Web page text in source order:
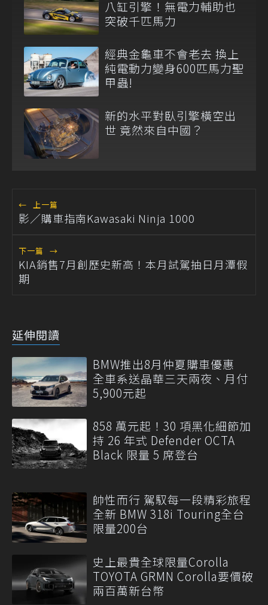
八缸引擎！無電力輔助也
突破千匹馬力
經典金龜車不會老去 換上
純電動力變身600匹馬力聖
甲蟲!
新的水平對臥引擎橫空出
世 竟然來自中國？
← 上一篇
影／購車指南Kawasaki Ninja 1000
下一篇 →
KIA銷售7月創歷史新高！本月試駕抽日月潭假
期
延伸閱讀
BMW推出8月仲夏購車優惠
全車系送晶華三天兩夜、月付
5,900元起
858 萬元起！30 項黑化細節加
持 26 年式 Defender OCTA
Black 限量 5 席登台
帥性而行 駕馭每一段精彩旅程
全新 BMW 318i Touring全台
限量200台
史上最貴全球限量Corolla
TOYOTA GRMN Corolla要價破
兩百萬新台幣